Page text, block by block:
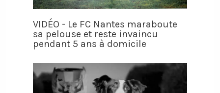
VIDÉO - Le FC Nantes maraboute
sa pelouse et reste invaincu
pendant 5 ans à domicile